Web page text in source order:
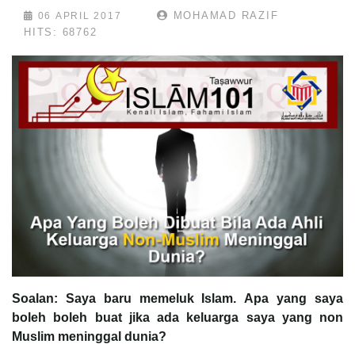
06 APRIL 2017
MOHAMAD RAZIF
HITS: 68762
Soalan: Saya baru memeluk Islam. Apa yang saya
boleh boleh buat jika ada keluarga saya yang non
Muslim meninggal dunia?